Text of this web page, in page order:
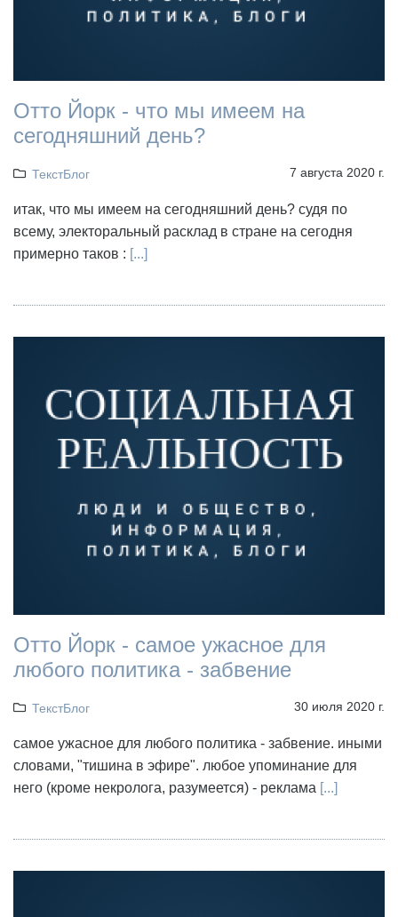
Отто Йорк - что мы имеем на
сегодняшний день?
ТекстБлог 7 августа 2020 г.
итак, что мы имеем на сегодняшний день? судя по
всему, электоральный расклад в стране на сегодня
примерно таков : [...]
Отто Йорк - самое ужасное для
любого политика - забвение
ТекстБлог 30 июля 2020 г.
самое ужасное для любого политика - забвение. иными
словами, "тишина в эфире". любое упоминание для
него (кроме некролога, разумеется) - реклама [...]